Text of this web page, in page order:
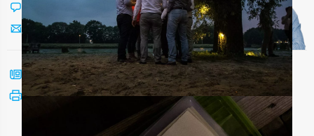
Stuur ons een mailtje
Bel mij terug
Bekijk printbare versie